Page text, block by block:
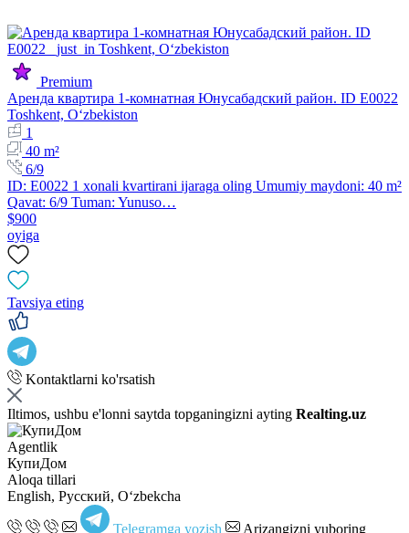
Premium
Аренда квартира 1-комнатная Юнусабадский район. ID E0022
Toshkent, Oʻzbekiston
1
40 m²
6/9
ID: E0022 1 xonali kvartirani ijaraga oling Umumiy maydoni: 40 m²
Qavat: 6/9 Tuman: Yunuso…
$900
oyiga
Tavsiya eting
Kontaktlarni ko'rsatish
Iltimos, ushbu e'lonni saytda topganingizni ayting Realting.uz
Agentlik
КупиДом
Aloqa tillari
English, Русский, Oʻzbekcha
Telegramga yozish Arizangizni yuboring